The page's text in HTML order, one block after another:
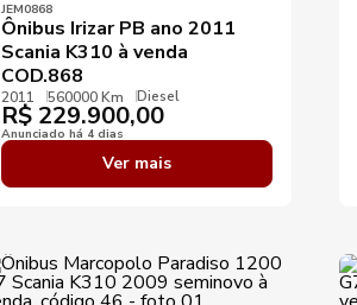
JEM0868
Ônibus Irizar PB ano 2011
Scania K310 à venda
COD.868
2011 560000 Km Diesel
R$ 229.900,00
Anunciado há 4 dias
Ver mais